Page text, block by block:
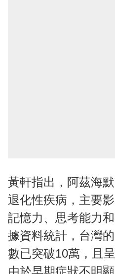
黃軒指出，阿茲海
退化性疾病，主要
記憶力、思考能力
據資料統計，台灣
數已突破10萬，且
由於早期症狀不明